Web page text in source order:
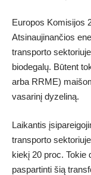
Europos Komisijos
Atsinaujinančios
transporto
biodegalų. Būtent
arba RRME)
vasarinį dyzeliną.
Laikantis
transporto
kiekį 20 proc. Tokie
paspartinti šią